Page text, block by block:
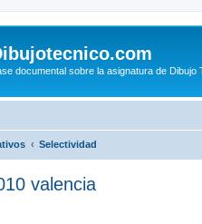
documental sobre la asignatura de Dibujo
Selectividad
valencia